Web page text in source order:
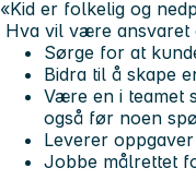
«Kid er folkelig og
Hva vil være ansvaret
Sørge for at
Bidra til å skape
Være en i teamet
også før noen
Leverer
Jobbe målrettet